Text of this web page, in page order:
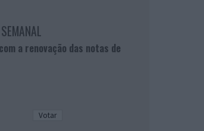
a renovação das notas de